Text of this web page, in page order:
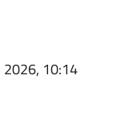
2026, 10:14